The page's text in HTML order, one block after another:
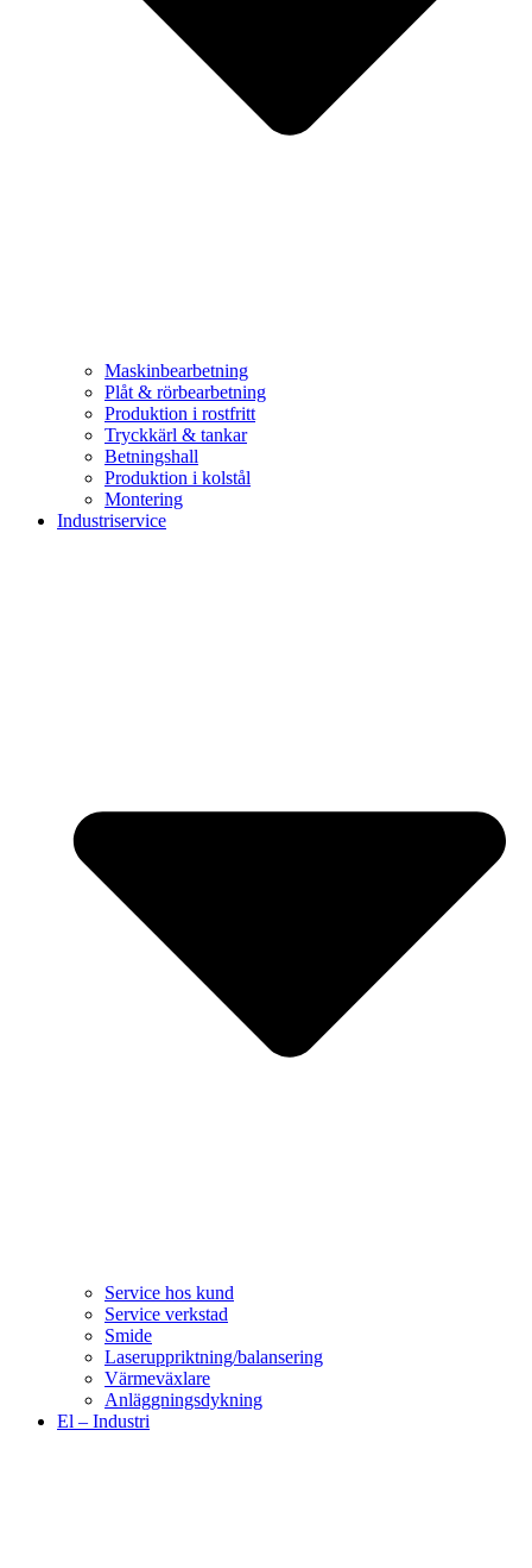
Maskinbearbetning
Plåt & rörbearbetning
Produktion i rostfritt
Tryckkärl & tankar
Betningshall
Produktion i kolstål
Montering
Industriservice
Service hos kund
Service verkstad
Smide
Laseruppriktning/balansering
Värmeväxlare
Anläggningsdykning
El – Industri